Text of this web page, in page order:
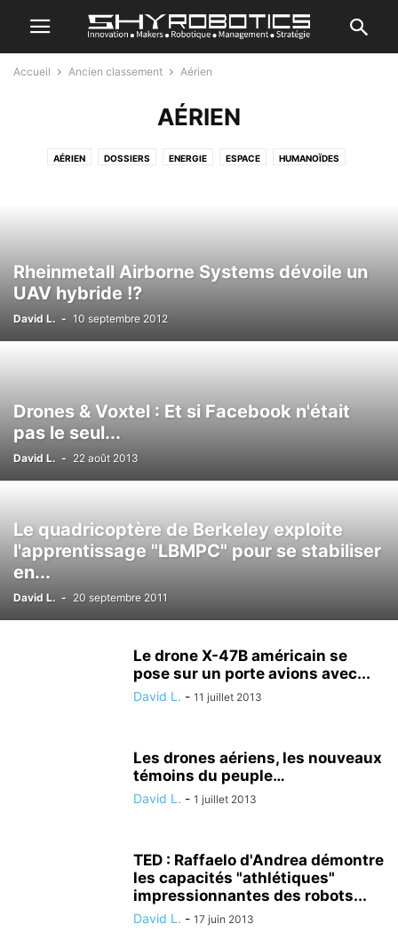
Accueil Ancien classement Aérien
AÉRIEN
AÉRIEN DOSSIERS ENERGIE ESPACE HUMANOÏDES
Rheinmetall Airborne Systems dévoile un
UAV hybride !?
David L. - 10 septembre 2012
Drones & Voxtel : Et si Facebook n'était
pas le seul...
David L. - 22 août 2013
Le quadricoptère de Berkeley exploite
l'apprentissage "LBMPC" pour se stabiliser
en...
David L. - 20 septembre 2011
Le drone X-47B américain se
pose sur un porte avions avec...
David L. - 11 juillet 2013
Les drones aériens, les nouveaux
témoins du peuple…
David L. - 1 juillet 2013
TED : Raffaelo d'Andrea démontre
les capacités "athlétiques"
impressionnantes des robots...
David L. - 17 juin 2013